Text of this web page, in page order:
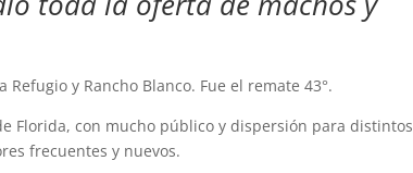
y Rancho Blanco. Fue el remate 43°.
Florida, con mucho público y dispersión para distintos
frecuentes y nuevos.